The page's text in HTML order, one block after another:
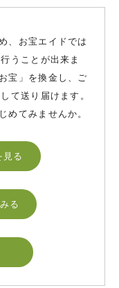
、お宝エイドでは
うことが出来ま
宝」を換金し、ご
て送り届けます。
めてみませんか。
見る
る